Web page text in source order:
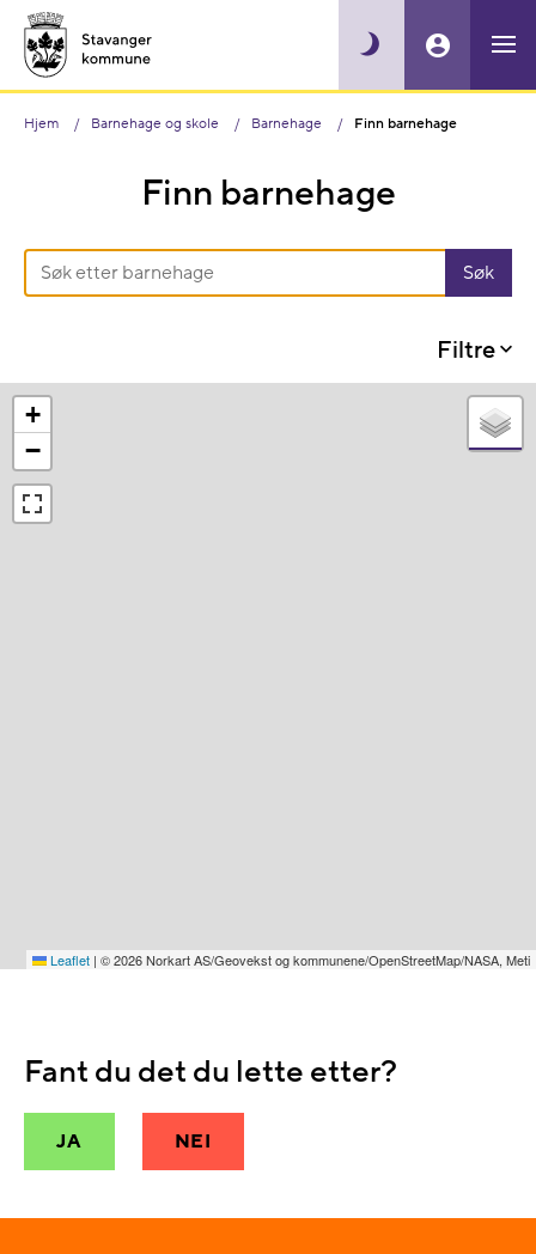
Hjem Barnehage og skole Barnehage Finn barnehage
Finn barnehage
Filtre
+
−
Leaflet | © 2026 Norkart AS/Geovekst og kommunene/OpenStreetMap/NASA, Meti
Fant du det du lette etter?
JA NEI